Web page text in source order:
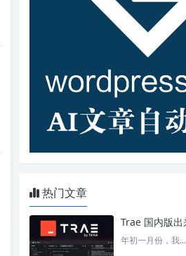
热门文章
年初一月份，我...